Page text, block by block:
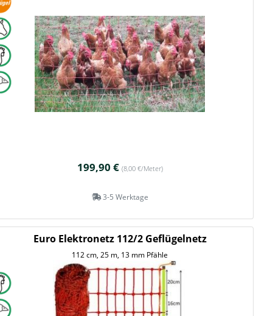
199,90 € (8,00 €/Meter)
3-5 Werktage
Euro Elektronetz 112/2 Geflügelnetz
112 cm, 25 m, 13 mm Pfähle